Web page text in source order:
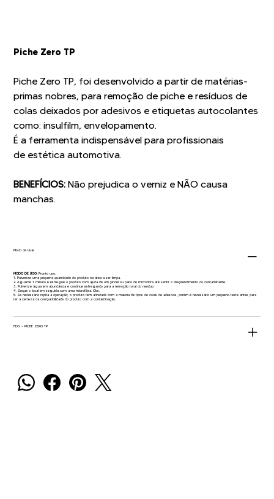
Piche Zero TP
Piche Zero TP, foi desenvolvido a partir de matérias-
primas nobres, para remoção de piche e resíduos de
colas deixados por adesivos e etiquetas autocolantes
como: insulfilm, envelopamento.
É a ferramenta indispensável para profissionais
de estética automotiva.
BENEFÍCIOS: Não prejudica o verniz e NÃO causa
manchas.
Modo de Usar
MODO DE USO:Pronto uso.
1. Pulverize uma pequena quantidade do produto na área a ser limpa.
2. Aguarde 1 minuto e esfregue o produto com ajuda de um pincel ou pano de microfibra até sentir o desprendimento do contaminante.
3. Pulverize água em abundância e continue esfregando para a remoção total do resíduo.
4. Seque o local em seguida com uma microfibra. Obs.
5. Se necessário repita a operação; o produto tem afinidade com a maioria de tipos de colas de adesivos, porém é necessário um pequeno teste antes para
ter a certeza da compatibilidade do produto com a contaminação.
FDS - PICHE ZERO TP